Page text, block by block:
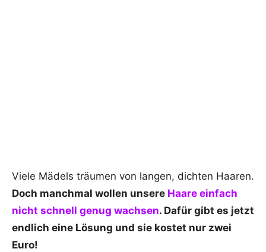
Viele Mädels träumen von langen, dichten Haaren.
Doch manchmal wollen unsere Haare einfach
nicht schnell genug wachsen. Dafür gibt es jetzt
endlich eine Lösung und sie kostet nur zwei
Euro!